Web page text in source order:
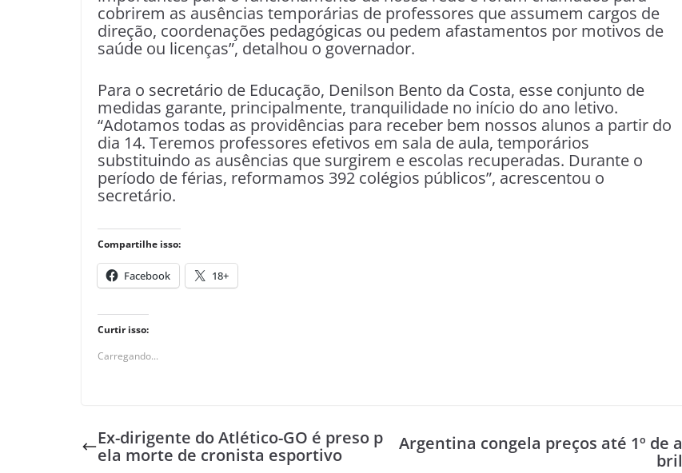
cobrirem as ausências temporárias de professores que assumem cargos de
direção, coordenações pedagógicas ou pedem afastamentos por motivos de
saúde ou licenças”, detalhou o governador.
Para o secretário de Educação, Denilson Bento da Costa, esse conjunto de
medidas garante, principalmente, tranquilidade no início do ano letivo.
“Adotamos todas as providências para receber bem nossos alunos a partir do
dia 14. Teremos professores efetivos em sala de aula, temporários
substituindo as ausências que surgirem e escolas recuperadas. Durante o
período de férias, reformamos 392 colégios públicos”, acrescentou o
secretário.
Compartilhe isso:
Facebook 18+
Curtir isso:
Carregando...
Ex-dirigente do Atlético-GO é preso p
ela morte de cronista esportivo
Argentina congela preços até 1º de a
bril